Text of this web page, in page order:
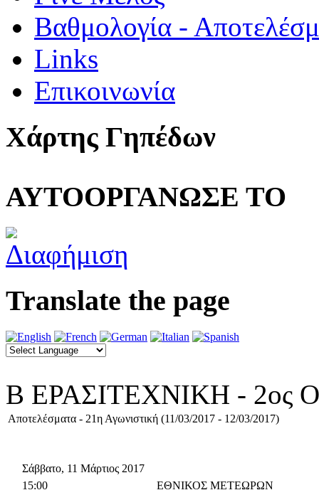
Βαθμολογία -
Links
Επικοινωνία
Χάρτης Γηπέδων
ΑΥΤΟΟΡΓΑΝΩΣΕ ΤΟ
Translate the page
Β ΕΡΑΣΙΤΕΧΝΙΚΗ - 2ος
Αποτελέσματα - 21η Αγωνιστική (11/03/2017 - 12/03/2017)
Σάββατο, 11 Μάρτιος 2017
15:00
ΕΘΝΙΚΟΣ ΜΕΤΕΩΡΩΝ